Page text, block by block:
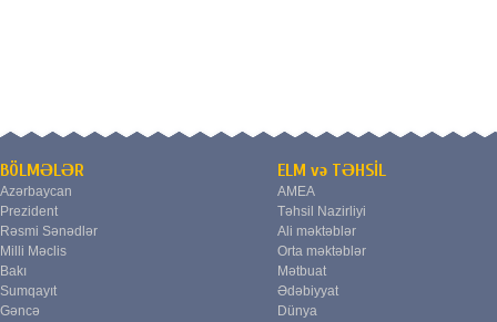
BÖLMƏLƏR
Azərbaycan
Prezident
Rəsmi Sənədlər
Milli Məclis
Bakı
Sumqayıt
Gəncə
ELM və TƏHSİL
AMEA
Təhsil Nazirliyi
Ali məktəblər
Orta məktəblər
Mətbuat
Ədəbiyyat
Dünya